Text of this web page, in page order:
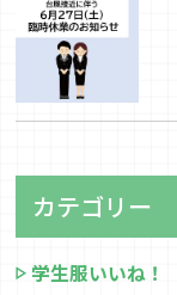
カテゴリー
学生服いいね！